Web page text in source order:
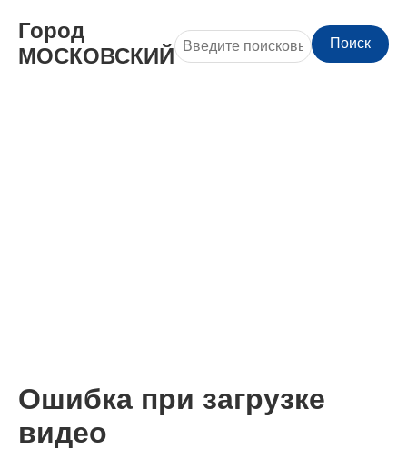
Город
МОСКОВСКИЙ
Поиск
Ошибка при загрузке
видео